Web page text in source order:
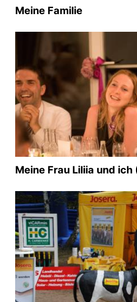
Meine Familie
Meine Frau Liliia und ich
Werbestand meiner
Kreistier- und
00.00.0
Galerie anschauen
Hochzeit 2010
00.00.0
Galerie anschauen